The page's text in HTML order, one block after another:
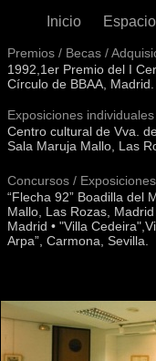
Inicio Espacio
Premios / Becas /
1992,1er Premio del I
Círculo de BBAA, Madrid.
Exposiciones
Centro cultural de Vva.
Sala Maruja Mallo, Las
Concursos /
“Flecha 92” Boadilla del
Mallo, Las Rozas,
Madrid • "Villa
Arpa”, Carmona, Sevilla.